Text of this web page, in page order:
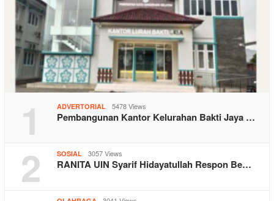
1 ADVERTORIAL 5478 Views
Pembangunan Kantor Kelurahan Bakti Jaya …
2 SOSIAL 3057 Views
RANITA UIN Syarif Hidayatullah Respon Be…